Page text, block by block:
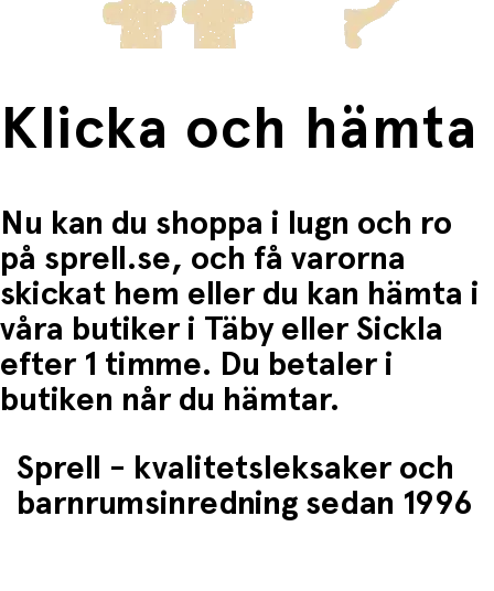
Justerbar huvudomkrets
Klicka och hämta
Nu kan du shoppa i lugn och ro
på sprell.se, och få varorna
skickat hem eller du kan hämta i
våra butiker i Täby eller Sickla
efter 1 timme. Du betaler i
butiken når du hämtar.
Sprell - kvalitetsleksaker och
barnrumsinredning sedan 1996